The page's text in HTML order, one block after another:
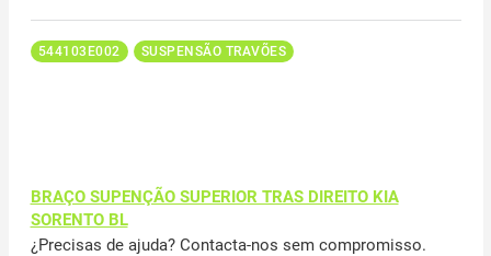
544103E002 SUSPENSÃO TRAVÕES
BRAÇO SUPENÇÃO SUPERIOR TRAS DIREITO KIA
SORENTO BL
¿Precisas de ajuda? Contacta-nos sem compromisso.